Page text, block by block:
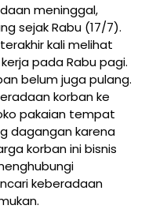
meninggal,
sejak Rabu (17/7).
kali melihat
pada Rabu pagi.
belum juga pulang.
korban ke
pakaian tempat
dagangan karena
korban ini bisnis
keberadaan